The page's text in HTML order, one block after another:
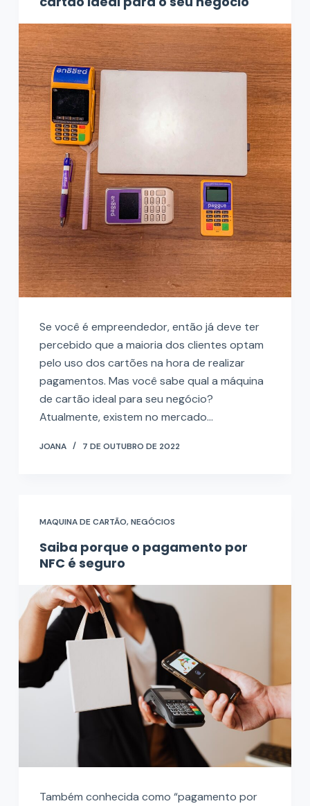
Se você é empreendedor, então já deve ter
percebido que a maioria dos clientes optam
pelo uso dos cartões na hora de realizar
pagamentos. Mas você sabe qual a máquina
de cartão ideal para seu negócio?
Atualmente, existem no mercado…
JOANA 7 DE OUTUBRO DE 2022
MAQUINA DE CARTÃO, NEGÓCIOS
Saiba porque o pagamento por
NFC é seguro
Também conhecida como “pagamento por